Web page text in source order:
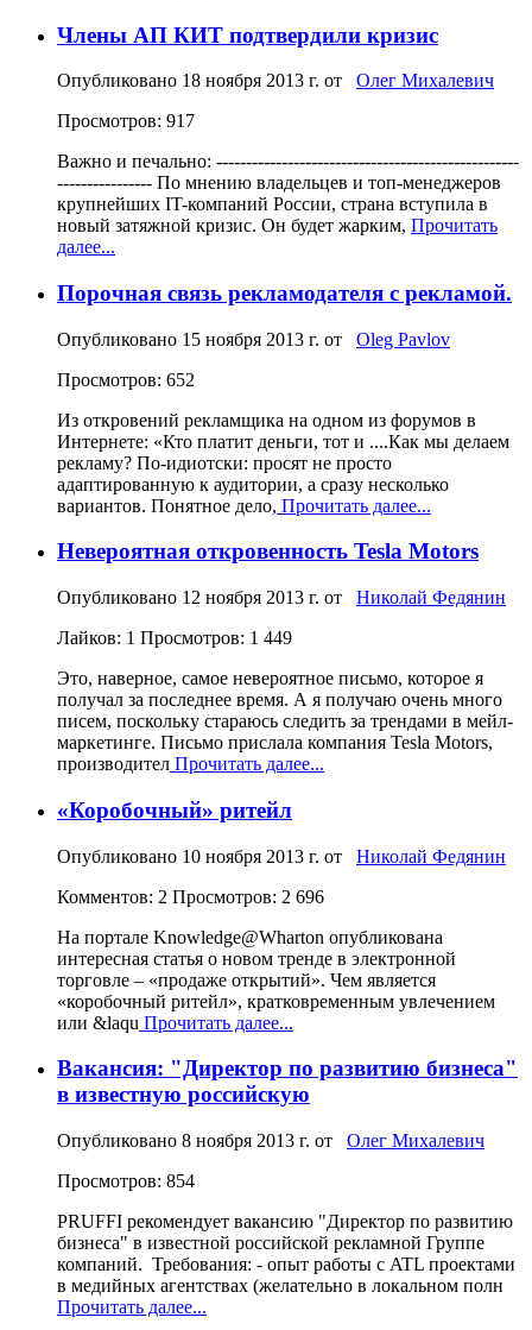
Члены АП КИТ подтвердили кризис
Опубликовано 18 ноября 2013 г. от Олег Михалевич
Просмотров: 917
Важно и печально: ---------------------------------------------------
---------------- По мнению владельцев и топ-менеджеров
крупнейших IT-компаний России, страна вступила в
новый затяжной кризис. Он будет жарким, Прочитать
далее...
Порочная связь рекламодателя с рекламой.
Опубликовано 15 ноября 2013 г. от Oleg Pavlov
Просмотров: 652
Из откровений рекламщика на одном из форумов в
Интернете: «Кто платит деньги, тот и ....Как мы делаем
рекламу? По-идиотски: просят не просто
адаптированную к аудитории, а сразу несколько
вариантов. Понятное дело, Прочитать далее...
Невероятная откровенность Tesla Motors
Опубликовано 12 ноября 2013 г. от Николай Федянин
Лайков: 1 Просмотров: 1 449
Это, наверное, самое невероятное письмо, которое я
получал за последнее время. А я получаю очень много
писем, поскольку стараюсь следить за трендами в мейл-
маркетинге. Письмо прислала компания Tesla Motors,
производител Прочитать далее...
«Коробочный» ритейл
Опубликовано 10 ноября 2013 г. от Николай Федянин
Комментов: 2 Просмотров: 2 696
На портале Knowledge@Wharton опубликована
интересная статья о новом тренде в электронной
торговле – «продаже открытий». Чем является
«коробочный ритейл», кратковременным увлечением
или &laqu Прочитать далее...
Вакансия: "Директор по развитию бизнеса"
в известную российскую
Опубликовано 8 ноября 2013 г. от Олег Михалевич
Просмотров: 854
PRUFFI рекомендует вакансию "Директор по развитию
бизнеса" в известной российской рекламной Группе
компаний. Требования: - опыт работы с ATL проектами
в медийных агентствах (желательно в локальном полн
Прочитать далее...